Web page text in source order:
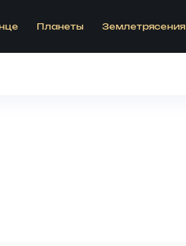
Планеты Землетрясения